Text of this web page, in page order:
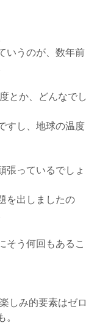
いうのが、数年前
とか、どんなでし
すし、地球の温度
張っているでしょ
を出しましたの
そう何回もあるこ
しみ的要素はゼロ
。